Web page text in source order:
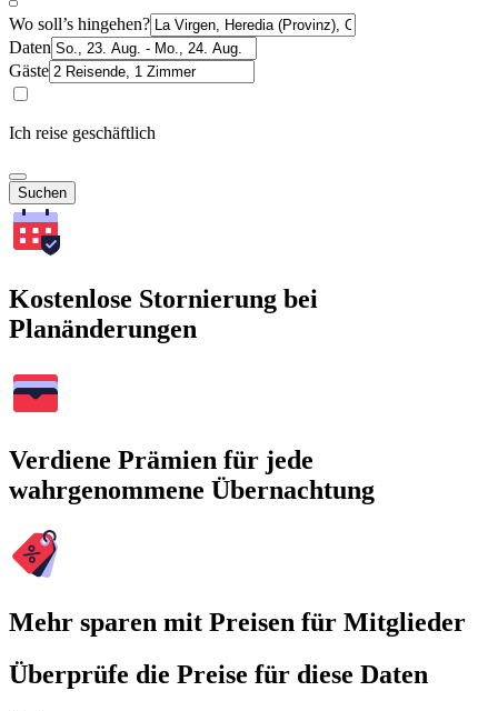
Wo soll’s hingehen?
Daten
Gäste
Ich reise geschäftlich
Suchen
Kostenlose Stornierung bei
Planänderungen
Verdiene Prämien für jede
wahrgenommene Übernachtung
Mehr sparen mit Preisen für Mitglieder
Überprüfe die Preise für diese Daten